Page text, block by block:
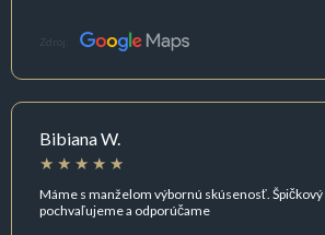
Zdroj:
Bibiana W.
Máme s manželom výbornú skúsenosť.
pochvaľujeme a odporúčame